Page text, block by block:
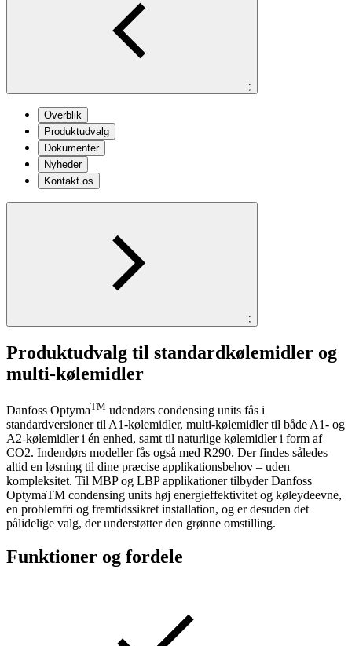
;
Overblik
Produktudvalg
Dokumenter
Nyheder
Kontakt os
;
Produktudvalg til standardkølemidler og
multi-kølemidler
Danfoss OptymaTM udendørs condensing units fås i
standardversioner til A1-kølemidler, multi-kølemidler til både A1- og
A2-kølemidler i én enhed, samt til naturlige kølemidler i form af
CO2. Indendørs modeller fås også med R290. Der findes således
altid en løsning til dine præcise applikationsbehov – uden
kompleksitet. Til MBP og LBP applikationer tilbyder Danfoss
OptymaTM condensing units høj energieffektivitet og køleydeevne,
en problemfri og fremtidssikret installation, og er desuden det
pålidelige valg, der understøtter den grønne omstilling.
Funktioner og fordele